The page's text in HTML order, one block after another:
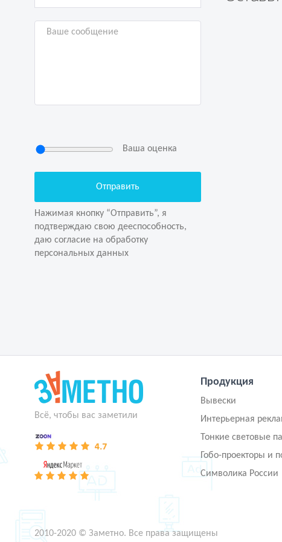
Ваша оценка
Нажимая кнопку “Отправить”, я
подтверждаю свою дееспособность,
даю согласие на обработку
персональных данных
Нажимая кнопку “Отправить”, я
даю согласие на обработку
персональных данных
Всё, чтобы вас заметили
Продукция
Вывески
Интерьерная
Тонкие световые
Гобо-проекторы и
Символика России
2010-2020 © Заметно. Все права защищены